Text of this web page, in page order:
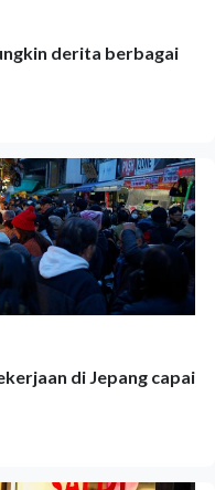
derita berbagai
di Jepang capai